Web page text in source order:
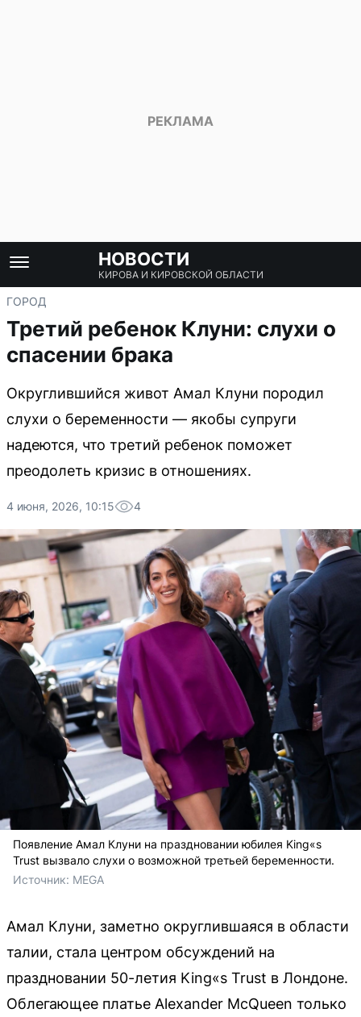
НОВОСТИ
КИРОВА И КИРОВСКОЙ ОБЛАСТИ
ГОРОД
Третий ребенок Клуни: слухи о
спасении брака
Округлившийся живот Амал Клуни породил
слухи о беременности — якобы супруги
надеются, что третий ребенок поможет
преодолеть кризис в отношениях.
4 июня, 2026, 10:15 4
Появление Амал Клуни на праздновании юбилея King«s
Trust вызвало слухи о возможной третьей беременности.
Источник: MEGA
Амал Клуни, заметно округлившаяся в области
талии, стала центром обсуждений на
праздновании 50-летия King«s Trust в Лондоне.
Облегающее платье Alexander McQueen только